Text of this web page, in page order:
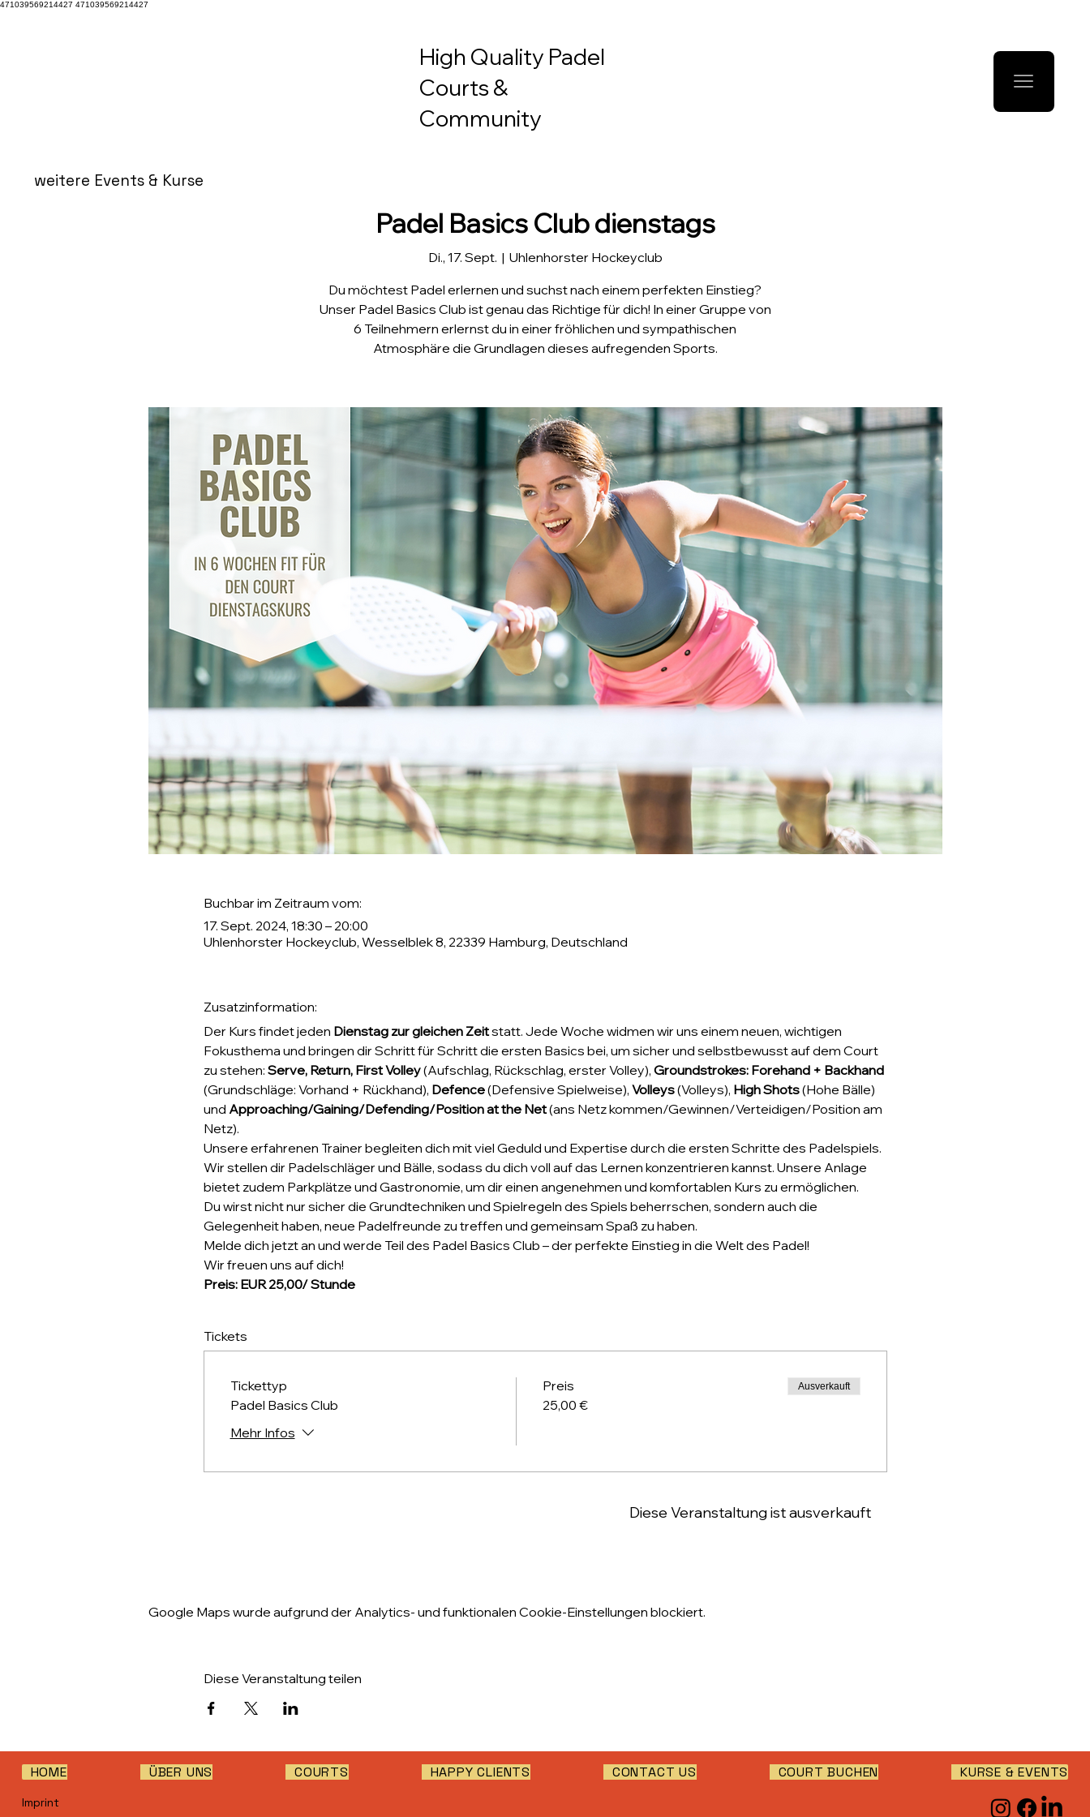
471039569214427 471039569214427
High Quality Padel
Courts &
Community
Padel Basics Club dienstags
Di., 17. Sept.
  |
Uhlenhorster Hockeyclub
Du möchtest Padel erlernen und suchst nach einem perfekten Einstieg?
Unser Padel Basics Club ist genau das Richtige für dich! In einer Gruppe von
6 Teilnehmern erlernst du in einer fröhlichen und sympathischen
Atmosphäre die Grundlagen dieses aufregenden Sports.
Buchbar im Zeitraum vom:
17. Sept. 2024, 18:30 – 20:00
Uhlenhorster Hockeyclub, Wesselblek 8, 22339 Hamburg, Deutschland
Zusatzinformation:
Der Kurs findet jeden Dienstag zur gleichen Zeit statt. Jede Woche widmen wir uns einem neuen, wichtigen
Fokusthema und bringen dir Schritt für Schritt die ersten Basics bei, um sicher und selbstbewusst auf dem Court
zu stehen: Serve, Return, First Volley (Aufschlag, Rückschlag, erster Volley), Groundstrokes: Forehand + Backhand
(Grundschläge: Vorhand + Rückhand), Defence (Defensive Spielweise), Volleys (Volleys), High Shots (Hohe Bälle)
und Approaching/Gaining/Defending/Position at the Net (ans Netz kommen/Gewinnen/Verteidigen/Position am
Netz).
Unsere erfahrenen Trainer begleiten dich mit viel Geduld und Expertise durch die ersten Schritte des Padelspiels.
Wir stellen dir Padelschläger und Bälle, sodass du dich voll auf das Lernen konzentrieren kannst. Unsere Anlage
bietet zudem Parkplätze und Gastronomie, um dir einen angenehmen und komfortablen Kurs zu ermöglichen.
Du wirst nicht nur sicher die Grundtechniken und Spielregeln des Spiels beherrschen, sondern auch die
Gelegenheit haben, neue Padelfreunde zu treffen und gemeinsam Spaß zu haben.
Melde dich jetzt an und werde Teil des Padel Basics Club – der perfekte Einstieg in die Welt des Padel!
Wir freuen uns auf dich!
Preis: EUR 25,00/Stunde
Tickets
Tickettyp
Padel Basics Club
Mehr Infos
Preis
25,00 €
Ausverkauft
Diese Veranstaltung ist ausverkauft
Google Maps wurde aufgrund der Analytics- und funktionalen Cookie-Einstellungen blockiert.
Diese Veranstaltung teilen
weitere Events & Kurse
Imprint
HOME ÜBER UNS COURTS HAPPY CLIENTS CONTACT US COURT BUCHEN KURSE & EVENTS